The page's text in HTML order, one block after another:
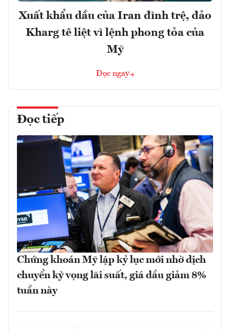
Xuất khẩu dầu của Iran đình trệ, đảo
Kharg tê liệt vì lệnh phong tỏa của
Mỹ
Đọc ngay
Đọc tiếp
Chứng khoán Mỹ lập kỷ lục mới nhờ dịch
chuyển kỳ vọng lãi suất, giá dầu giảm 8%
tuần này